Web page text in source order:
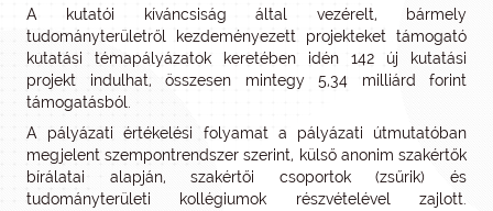
A kutatói kíváncsiság által vezérelt, bármely
tudományterületről kezdeményezett projekteket támogató
kutatási témapályázatok keretében idén 142 új kutatási
projekt indulhat, összesen mintegy 5,34 milliárd forint
támogatásból.
A pályázati értékelési folyamat a pályázati útmutatóban
megjelent szempontrendszer szerint, külső anonim szakértők
bírálatai alapján, szakértői csoportok (zsűrik) és
tudományterületi kollégiumok részvételével zajlott.